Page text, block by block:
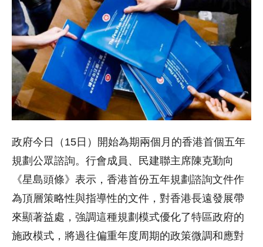
政府今日（15日）開始為期兩個月的香港首個五年
規劃公眾諮詢。行會成員、民建聯主席陳克勤向
《星島頭條》表示，香港首份五年規劃諮詢文件作
為頂層策略性與指導性的文件，對香港長遠發展帶
來顯著益處，強調這種規劃模式優化了特區政府的
施政模式，將過往偏重年度周期的政策微調和應對